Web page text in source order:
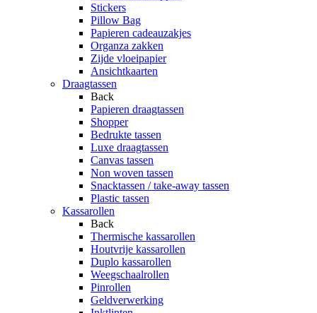
Stickers
Pillow Bag
Papieren cadeauzakjes
Organza zakken
Zijde vloeipapier
Ansichtkaarten
Draagtassen
Back
Papieren draagtassen
Shopper
Bedrukte tassen
Luxe draagtassen
Canvas tassen
Non woven tassen
Snacktassen / take-away tassen
Plastic tassen
Kassarollen
Back
Thermische kassarollen
Houtvrije kassarollen
Duplo kassarollen
Weegschaalrollen
Pinrollen
Geldverwerking